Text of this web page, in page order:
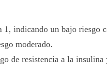
1, indicando un bajo riesgo
moderado.
de resistencia a la insulina